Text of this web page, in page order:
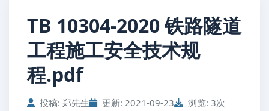
TB 10304-2020 铁路隧道
工程施工安全技术规
程.pdf
投稿: 郑先生 更新: 2021-09-23 浏览: 3次